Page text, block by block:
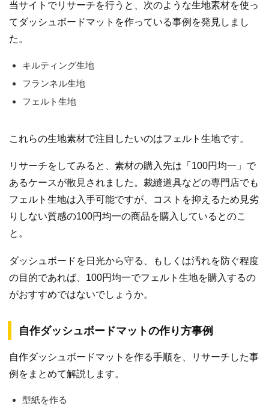
当サイトでリサーチを行うと、次のような生地素材を使っ
てダッシュボードマットを作っている事例を発見しまし
た。
キルティング生地
フランネル生地
フェルト生地
これらの生地素材で注目したいのはフェルト生地です。
リサーチをしてみると、素材の購入先は「100円均一」で
あるケースが散見されました。裁縫道具などの専門店でも
フェルト生地は入手可能ですが、コストを抑えるため見劣
りしない質感の100円均一の商品を購入しているとのこ
と。
ダッシュボードを日光から守る、もしくは汚れを防ぐ程度
の目的であれば、100円均一でフェルト生地を購入するの
がおすすめではないでしょうか。
自作ダッシュボードマットの作り方事例
自作ダッシュボードマットを作る手順を、リサーチした事
例をまとめて解説します。
型紙を作る